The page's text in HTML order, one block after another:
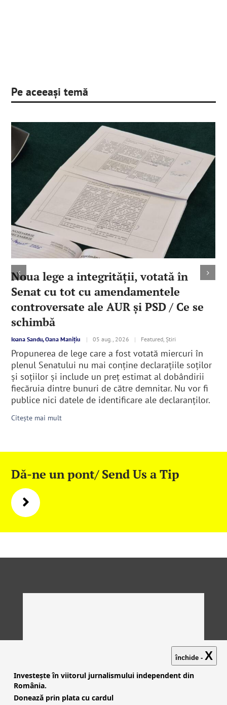
Pe aceeași temă
Noua lege a integrităţii, votată în
Senat cu tot cu amendamentele
controversate ale AUR şi PSD / Ce se
schimbă
Ioana Sandu, Oana Manițiu | 05 aug., 2026 | Featured, Știri
Propunerea de lege care a fost votată miercuri în
plenul Senatului nu mai conține declarațiile soților
și soțiilor şi include un preț estimat al dobândirii
fiecăruia dintre bunuri de către demnitar. Nu vor fi
publice nici datele de identificare ale declaranţilor.
Citește mai mult
Dă-ne un pont/ Send Us a Tip
închide - X
Investește în viitorul jurnalismului independent din
România.
Donează prin plata cu cardul